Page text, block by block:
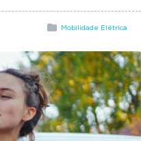
Mobilidade Elétrica